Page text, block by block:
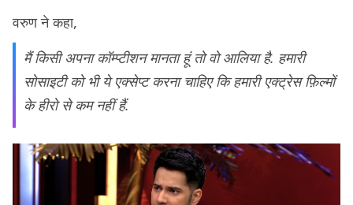
वरुण ने कहा,
मैं किसी अपना कॉम्प्टीशन मानता हूं तो वो आलिया है. हमारी
सोसाइटी को भी ये एक्सेप्ट करना चाहिए कि हमारी एक्ट्रेस फ़िल्मों
के हीरो से कम नहीं हैं.